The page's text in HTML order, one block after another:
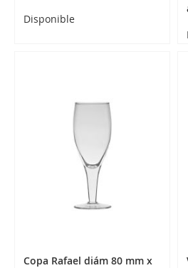
Disponible
Copa Rafael diám 80 mm x